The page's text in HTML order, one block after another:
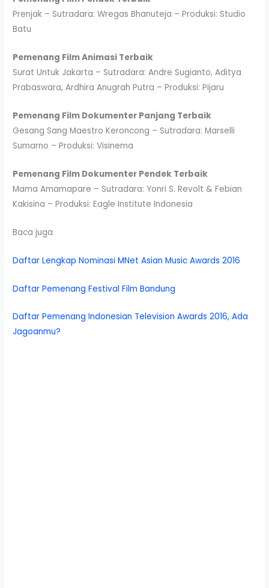
Prenjak – Sutradara: Wregas Bhanuteja – Produksi: Studio
Batu
Pemenang Film Animasi Terbaik
Surat Untuk Jakarta – Sutradara: Andre Sugianto, Aditya
Prabaswara, Ardhira Anugrah Putra – Produksi: Pijaru
Pemenang Film Dokumenter Panjang Terbaik
Gesang Sang Maestro Keroncong – Sutradara: Marselli
Sumarno – Produksi: Visinema
Pemenang Film Dokumenter Pendek Terbaik
Mama Amamapare – Sutradara: Yonri S. Revolt & Febian
Kakisina – Produksi: Eagle Institute Indonesia
Baca juga
Daftar Lengkap Nominasi MNet Asian Music Awards 2016
Daftar Pemenang Festival Film Bandung
Daftar Pemenang Indonesian Television Awards 2016, Ada
Jagoanmu?